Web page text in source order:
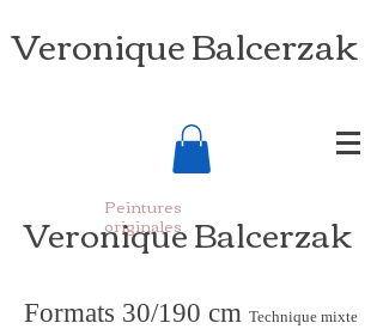
Veronique Balcerzak
Peintures
originales
Veronique Balcerzak
Formats 30/190 cm Technique mixte